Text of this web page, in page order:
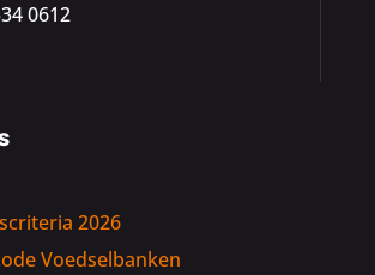
0612
2026
Voedselbanken